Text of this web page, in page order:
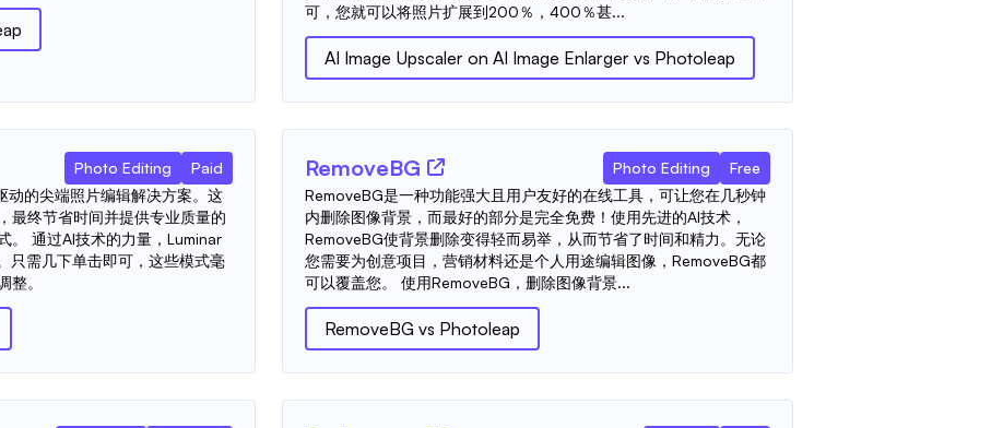
可，您就可以将照片扩展到200％，400％甚...
AI Image Upscaler on AI Image Enlarger vs Photoleap
Photo Editing
Paid
动的尖端照片编辑解决方案。这
最终节省时间并提供专业质量的
。 通过AI技术的力量，Luminar
只需几下单击即可，这些模式毫
整。
RemoveBG Photo Editing
Free
RemoveBG是一种功能强大且用户友好的在线工具，可让您在几秒钟
内删除图像背景，而最好的部分是完全免费！使用先进的AI技术，
RemoveBG使背景删除变得轻而易举，从而节省了时间和精力。无论
您需要为创意项目，营销材料还是个人用途编辑图像，RemoveBG都
可以覆盖您。 使用RemoveBG，删除图像背景...
RemoveBG vs Photoleap